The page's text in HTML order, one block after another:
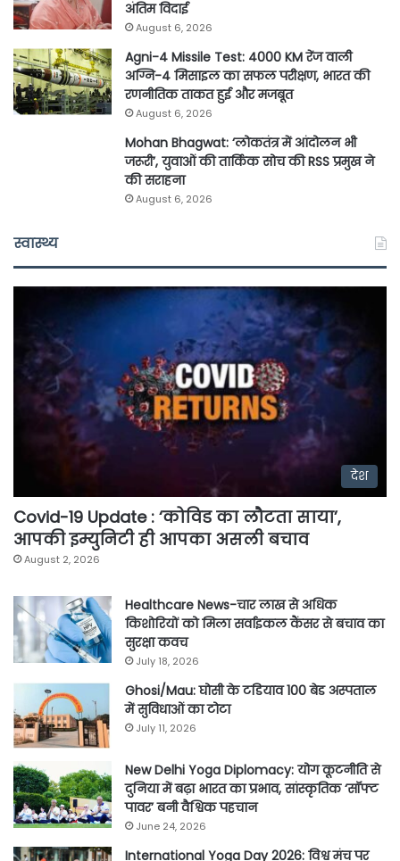
अंतिम विदाई
August 6, 2026
Agni-4 Missile Test: 4000 KM रेंज वाली
अग्नि-4 मिसाइल का सफल परीक्षण, भारत की
रणनीतिक ताकत हुई और मजबूत
August 6, 2026
Mohan Bhagwat: ‘लोकतंत्र में आंदोलन भी
जरूरी’, युवाओं की तार्किक सोच की RSS प्रमुख ने
की सराहना
August 6, 2026
स्वास्थ्य
देश
Covid-19 Update : ‘कोविड का लौटता साया’,
आपकी इम्युनिटी ही आपका असली बचाव
August 2, 2026
Healthcare News-चार लाख से अधिक
किशोरियों को मिला सर्वाइकल कैंसर से बचाव का
सुरक्षा कवच
July 18, 2026
Ghosi/Mau: घोसी के टडियाव 100 बेड अस्पताल
में सुविधाओं का टोटा
July 11, 2026
New Delhi Yoga Diplomacy: योग कूटनीति से
दुनिया में बढ़ा भारत का प्रभाव, सांस्कृतिक ‘सॉफ्ट
पावर’ बनी वैश्विक पहचान
June 24, 2026
International Yoga Day 2026: विश्व मंच पर